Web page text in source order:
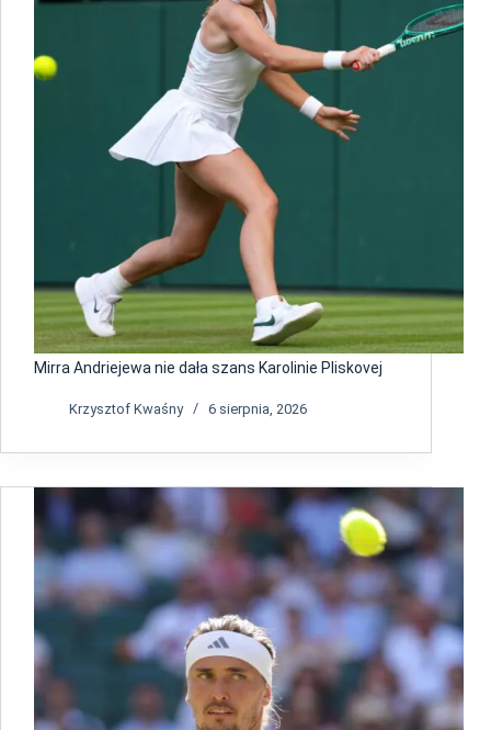
Mirra Andriejewa nie dała szans Karolinie Pliskovej
Krzysztof Kwaśny 6 sierpnia, 2026